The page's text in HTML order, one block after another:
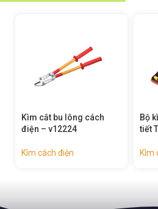
lông cách
Bộ kìm cách điện
tiết Tolsen –